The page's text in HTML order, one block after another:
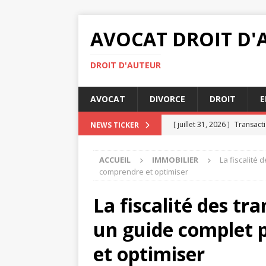
AVOCAT DROIT
DROIT D'AUTEUR
AVOCAT DIVORCE DROIT
NEWS TICKER [ juillet 31, 2026 ]
[ juillet 27, 2026 ] Rédiger
[ juillet 26, 2026 ]
Bailleur
IMMOBILIER
[ août 4, 2026 ]
ACCUEIL IMMOBILIER
La fiscalité
comprendre et optimiser
La fiscalité des
un guide complet
et optimiser